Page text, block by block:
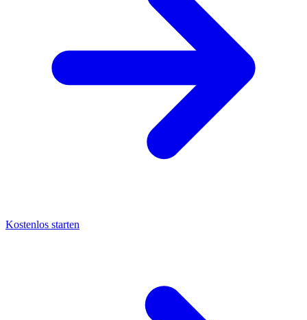
Kostenlos starten